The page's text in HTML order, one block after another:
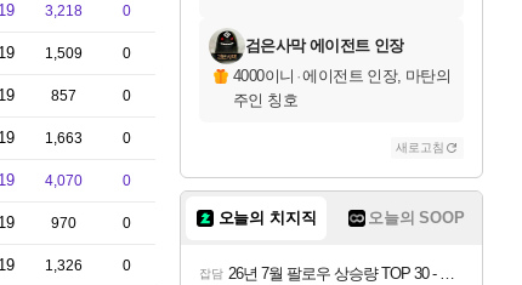
3,218 0
1,509 0
857 0
1,663 0
4,070 0
970 0
1,326 0
검은사막 에이전트 인장
4000이니 ·에이전트 인장, 마탄의
주인 칭호
새로고침
오늘의 치지직 오늘의 SOOP
잡담 26년 7월 팔로우 상승량 TOP 30 - 월간 치지직